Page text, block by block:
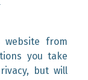
from
you take
but will